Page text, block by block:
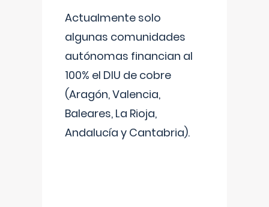
Actualmente solo
algunas comunidades
autónomas financian al
100% el DIU de cobre
(Aragón, Valencia,
Baleares, La Rioja,
Andalucía y Cantabria).